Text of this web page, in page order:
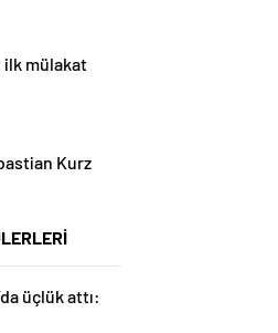
ilk mülakat
Kurz
üçlük attı: